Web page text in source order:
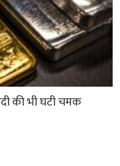
की भी घटी चमक